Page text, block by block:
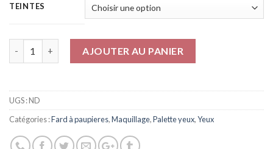
TEINTES
AJOUTER AU PANIER
UGS :ND
Catégories :Fard à paupieres,Maquillage,Palette yeux,Yeux